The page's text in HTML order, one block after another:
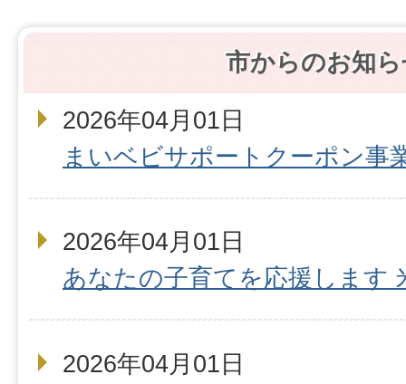
市からのお知
2026年04月01日
まいベビサポートクーポン事
2026年04月01日
あなたの子育てを応援します
2026年04月01日